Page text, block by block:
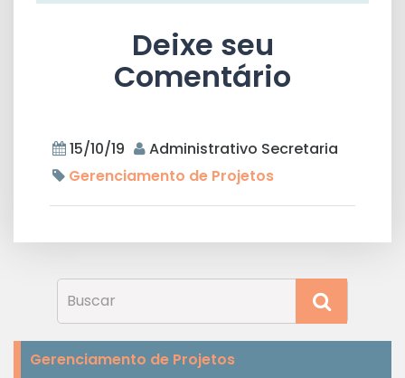
Deixe seu
Comentário
15/10/19
Administrativo Secretaria
Gerenciamento de Projetos
Gerenciamento de Projetos